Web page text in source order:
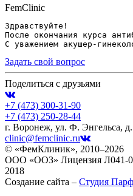
FemClinic
Здравствуйте!
После окончания курса
С уважением акушер-
Задать свой вопрос
Поделиться с друзьями
+7 (473) 300-31-90
+7 (473) 250-28-44
г. Воронеж, ул. Ф. Энгельса,
clinic@femclinic.ru
© «ФемКлиник», 2010–2026
ООО «ООЗ» Лицензия Л041-
2018
Создание сайта – Студия